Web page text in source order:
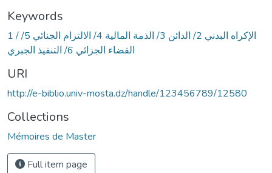
Keywords
1 / الإكراه البدني 2/ الدائن 3/ الذمة المالية 4/ الالتزام الجنائي 5/
القضاء الجزائي 6/ التنفيذ الجبري
URI
http://e-biblio.univ-mosta.dz/handle/123456789/12580
Collections
Mémoires de Master
Full item page